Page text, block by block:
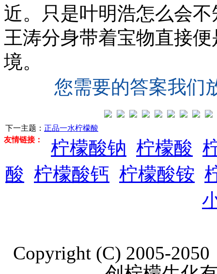
近。只是叶明浩怎么会
王涛分身带着宝物直接
境。
您需要的答案我们
下一主题： 正品一水柠檬酸
友情链接：
柠檬酸钠 柠檬酸
酸 柠檬酸钙 柠檬酸铵
Copyright (C) 2005-